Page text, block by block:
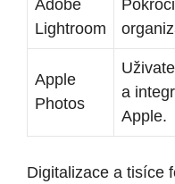
Adobe
Lightroom
Apple
Photos
a
Apple.
Digitalizace a tisíce